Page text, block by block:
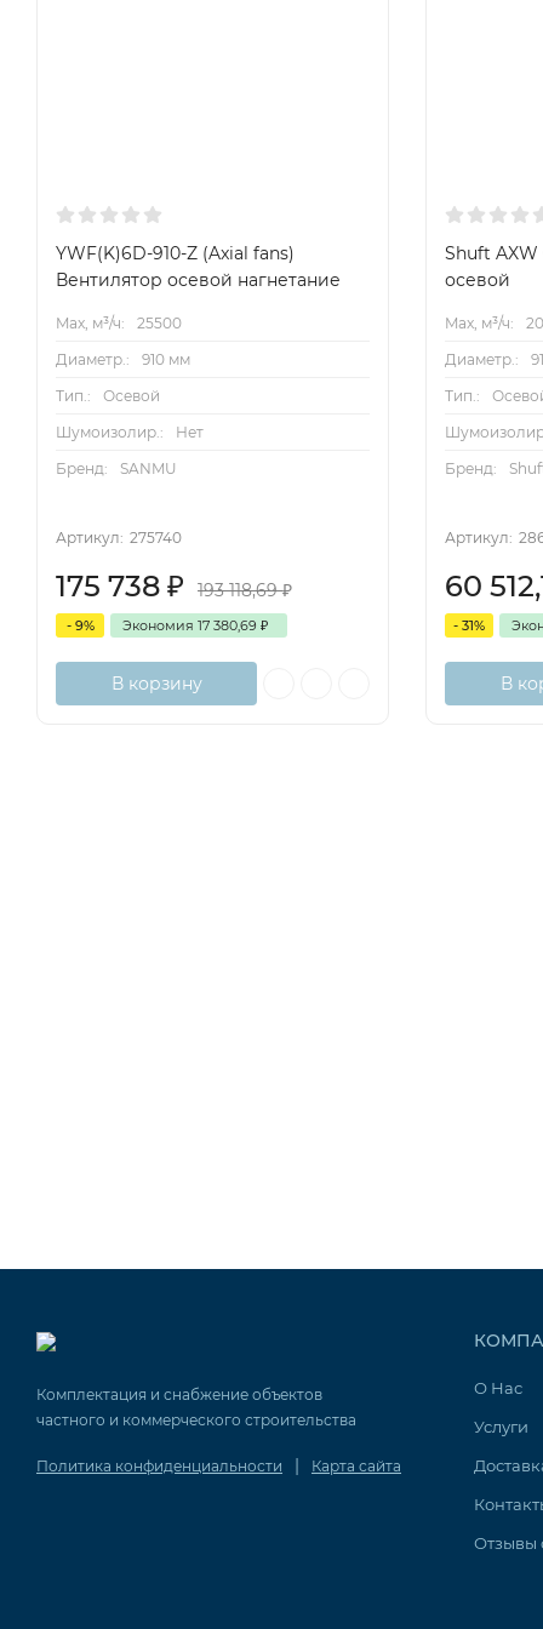
Технические характеристики
YWF(K)6D-910-Z (Axial fans)
Вентилятор осевой нагнетание
Max, м³/ч:
25500
Диаметр.:
910 мм
Тип.:
Осевой
Шумоизолир.:
Нет
Бренд:
SANMU
Артикул: 275740
175 738 ₽ 193 118,69₽
- 9% Экономия 17 380,69 ₽
В корзину
Shuft AXW
осевой
Max, м³/ч:
Диаметр.:
Тип.:
Бренд:
Артикул:
60
- 31%
В
Комплектация и снабжение объектов
частного и коммерческого строительства
Политика конфиденциальности | Карта сайта
О Нас
Услуги
Отзывы